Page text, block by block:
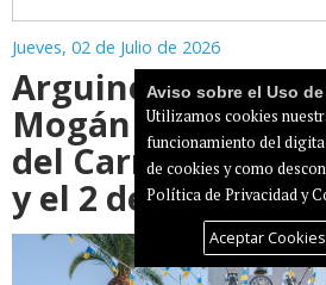
Jueves, 02 de Julio de 2026
Arguineguín y
Mogán celebrarán
del Carmen entre
y el 2 de agosto
Aviso sobre el Uso
Utilizamos cookies
funcionamiento del
de cookies y como
Política de Privacidad y
Aceptar Cookies